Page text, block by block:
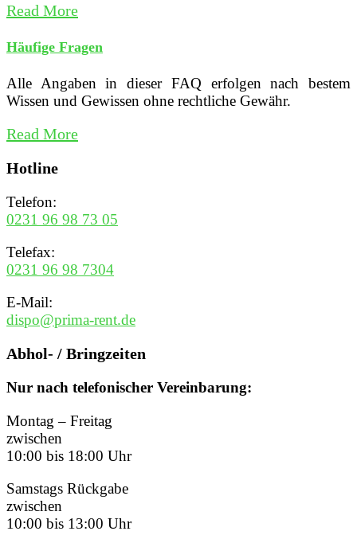
Read More
Häufige Fragen
Alle Angaben in dieser FAQ erfolgen nach bestem
Wissen und Gewissen ohne rechtliche Gewähr.
Read More
Hotline
Telefon:
0231 96 98 73 05
Telefax:
0231 96 98 7304
E-Mail:
dispo@prima-rent.de
Abhol- / Bringzeiten
Nur nach telefonischer Vereinbarung:
Montag – Freitag
zwischen
10:00 bis 18:00 Uhr
Samstags Rückgabe
zwischen
10:00 bis 13:00 Uhr